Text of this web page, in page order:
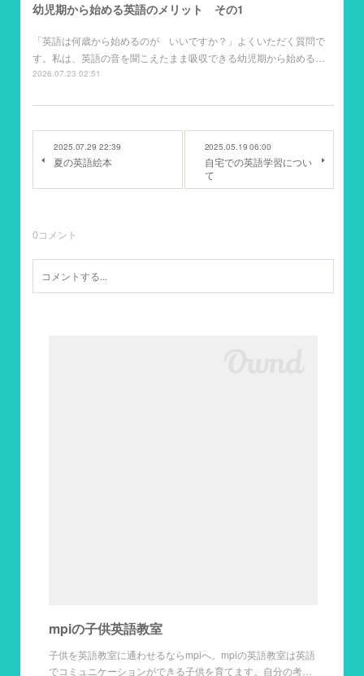
幼児期から始める英語のメリット その1
「英語は何歳から始めるのが いいですか？」よくいただく質問で
す。私は、英語の音を聞こえたまま吸収できる幼児期から始める…
2026.07.23 02:51
2025.07.29 22:39
夏の英語絵本
2025.05.19 06:00
自宅での英語学習につい
て
0コメント
mpiの子供英語教室
子供を英語教室に通わせるならmpiへ。mpiの英語教室は英語
でコミュニケーションができる子供を育てます。自分の考…